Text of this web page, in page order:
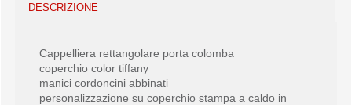
DESCRIZIONE
Cappelliera rettangolare porta colomba
coperchio color tiffany
manici cordoncini abbinati
personalizzazione su coperchio stampa a caldo in